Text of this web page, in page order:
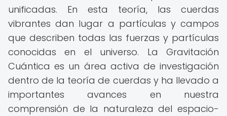
unificadas. En esta teoría, las cuerdas
vibrantes dan lugar a partículas y campos
que describen todas las fuerzas y partículas
conocidas en el universo. La Gravitación
Cuántica es un área activa de investigación
dentro de la teoría de cuerdas y ha llevado a
importantes avances en nuestra
comprensión de la naturaleza del espacio-